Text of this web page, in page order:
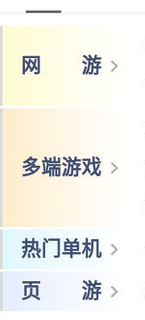
网 游
多端游戏
热门单机
页 游